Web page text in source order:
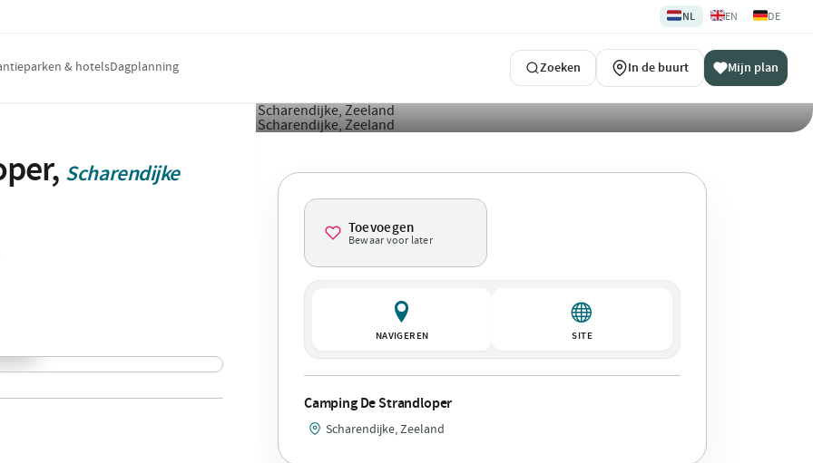
🇳🇱NL 🇬🇧EN 🇩🇪DE
& hotelsDagplanning Zoeken In de buurt Mijn plan
Scharendijke
Toevoegen
Bewaar voor later
NAVIGEREN SITE
Camping De Strandloper
Scharendijke, Zeeland